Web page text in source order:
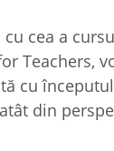
cea a
Teachers,
cu
din